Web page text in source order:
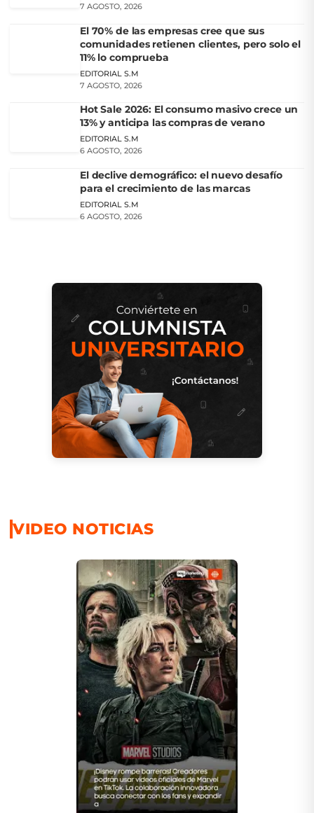
7 AGOSTO, 2026
El 70% de las empresas cree que sus
comunidades retienen clientes, pero solo el
11% lo comprueba
EDITORIAL S.M
7 AGOSTO, 2026
Hot Sale 2026: El consumo masivo crece un
13% y anticipa las compras de verano
EDITORIAL S.M
6 AGOSTO, 2026
El declive demográfico: el nuevo desafío
para el crecimiento de las marcas
EDITORIAL S.M
6 AGOSTO, 2026
VIDEO NOTICIAS